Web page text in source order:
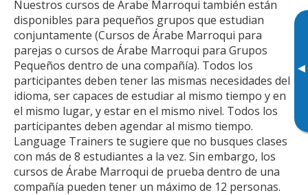
▸
Nuestros cursos de Árabe Marroqui también están
disponibles para pequeños grupos que estudian
conjuntamente (Cursos de Árabe Marroqui para
parejas o cursos de Árabe Marroqui para Grupos
Pequeños dentro de una compañía). Todos los
participantes deben tener las mismas necesidades del
idioma, ser capaces de estudiar al mismo tiempo y en
el mismo lugar, y estar en el mismo nivel. Todos los
participantes deben agendar al mismo tiempo.
Language Trainers te sugiere que no busques clases
con más de 8 estudiantes a la vez. Sin embargo, los
cursos de Árabe Marroqui de prueba dentro de una
compañía pueden tener un máximo de 12 personas.